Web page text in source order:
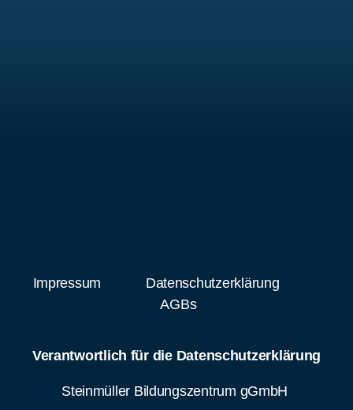
Verantwortlich für die Datenschutzerklärung
Rospestraße 1,